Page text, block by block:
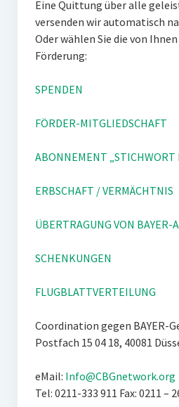
Eine Quittung über alle
versenden wir automatisch
Oder wählen Sie die von
Förderung:
SPENDEN
FÖRDER-MITGLIEDSCHAFT
ABONNEMENT „STICHWORT
ERBSCHAFT / VERMÄCHTNIS
ÜBERTRAGUNG VON BAYER-
SCHENKUNGEN
FLUGBLATTVERTEILUNG
Coordination gegen BAYER-
Postfach 15 04 18, 40081
eMail: Info@CBGnetwork.org
Tel: 0211-333 911 Fax: 0211 –